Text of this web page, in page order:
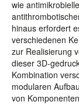
wie
hinaus erfordert
verschiedenen
zur Realisierung
dieser 3D-
Kombination
modularen
von